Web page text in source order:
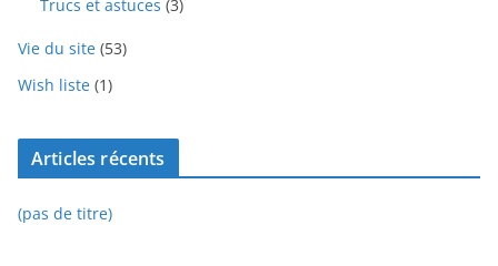
Trucs et astuces (3)
Vie du site (53)
Wish liste (1)
Articles récents
(pas de titre)